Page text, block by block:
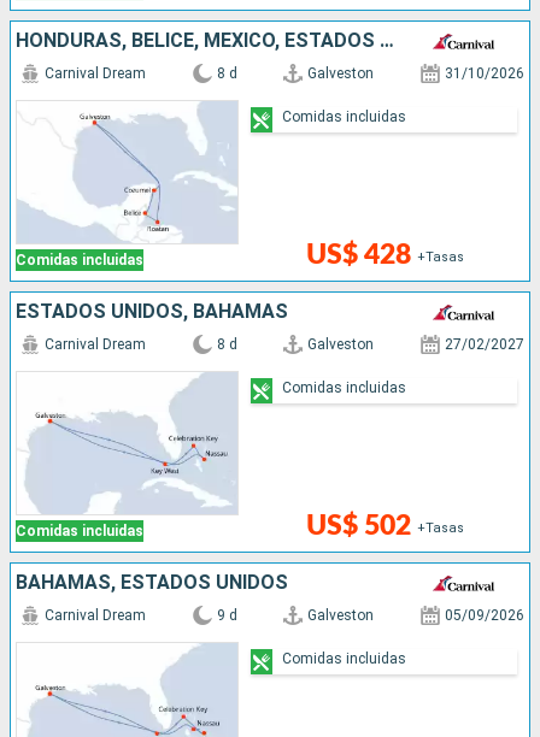
HONDURAS, BELICE, MÉXICO, ESTADOS UNIDOS
Comidas incluidas
Carnival Dream 8 d Galveston 31/10/2026
US$ 428 +Tasas
Comidas incluidas
ESTADOS UNIDOS, BAHAMAS
Comidas incluidas
Carnival Dream 8 d Galveston 27/02/2027
US$ 502 +Tasas
Comidas incluidas
BAHAMAS, ESTADOS UNIDOS
Carnival Dream 9 d Galveston 05/09/2026
Comidas incluidas